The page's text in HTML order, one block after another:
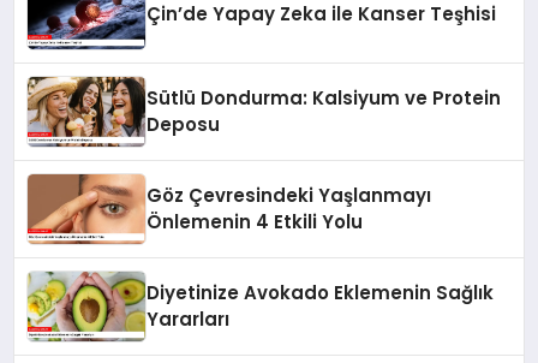
Çin’de Yapay Zeka ile Kanser Teşhisi
Sütlü Dondurma: Kalsiyum ve Protein
Deposu
Göz Çevresindeki Yaşlanmayı
Önlemenin 4 Etkili Yolu
Diyetinize Avokado Eklemenin Sağlık
Yararları